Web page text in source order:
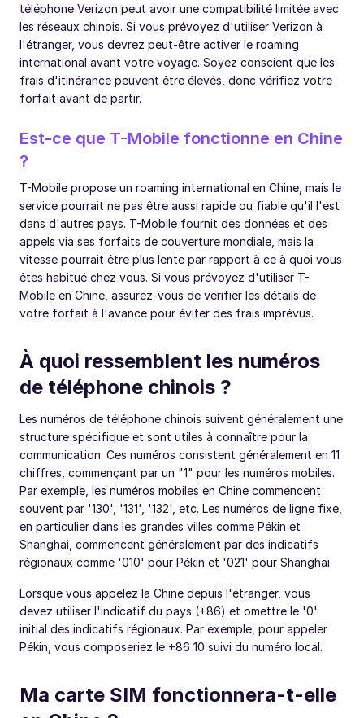
téléphone Verizon peut avoir une compatibilité limitée avec
les réseaux chinois. Si vous prévoyez d'utiliser Verizon à
l'étranger, vous devrez peut-être activer le roaming
international avant votre voyage. Soyez conscient que les
frais d'itinérance peuvent être élevés, donc vérifiez votre
forfait avant de partir.
Est-ce que T-Mobile fonctionne en Chine
?
T-Mobile propose un roaming international en Chine, mais le
service pourrait ne pas être aussi rapide ou fiable qu'il l'est
dans d'autres pays. T-Mobile fournit des données et des
appels via ses forfaits de couverture mondiale, mais la
vitesse pourrait être plus lente par rapport à ce à quoi vous
êtes habitué chez vous. Si vous prévoyez d'utiliser T-
Mobile en Chine, assurez-vous de vérifier les détails de
votre forfait à l'avance pour éviter des frais imprévus.
À quoi ressemblent les numéros
de téléphone chinois ?
Les numéros de téléphone chinois suivent généralement une
structure spécifique et sont utiles à connaître pour la
communication. Ces numéros consistent généralement en 11
chiffres, commençant par un "1" pour les numéros mobiles.
Par exemple, les numéros mobiles en Chine commencent
souvent par '130', '131', '132', etc. Les numéros de ligne fixe,
en particulier dans les grandes villes comme Pékin et
Shanghai, commencent généralement par des indicatifs
régionaux comme '010' pour Pékin et '021' pour Shanghai.
Lorsque vous appelez la Chine depuis l'étranger, vous
devez utiliser l'indicatif du pays (+86) et omettre le '0'
initial des indicatifs régionaux. Par exemple, pour appeler
Pékin, vous composeriez le +86 10 suivi du numéro local.
Ma carte SIM fonctionnera-t-elle